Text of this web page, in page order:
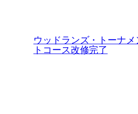
ウッドランズ・トーナメ
トコース改修完了